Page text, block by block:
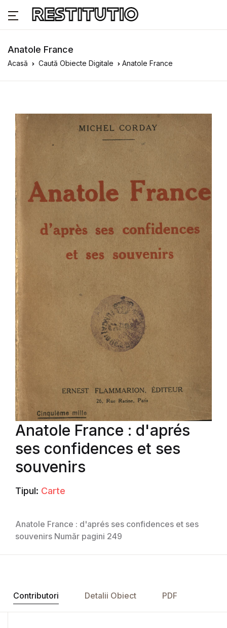
Anatole France
Acasă Caută Obiecte Digitale Anatole France
Anatole France : d'aprés
ses confidences et ses
souvenirs
Tipul: Carte
Anatole France : d'aprés ses confidences et ses
souvenirs Număr pagini 249
Contributori Detalii Obiect PDF